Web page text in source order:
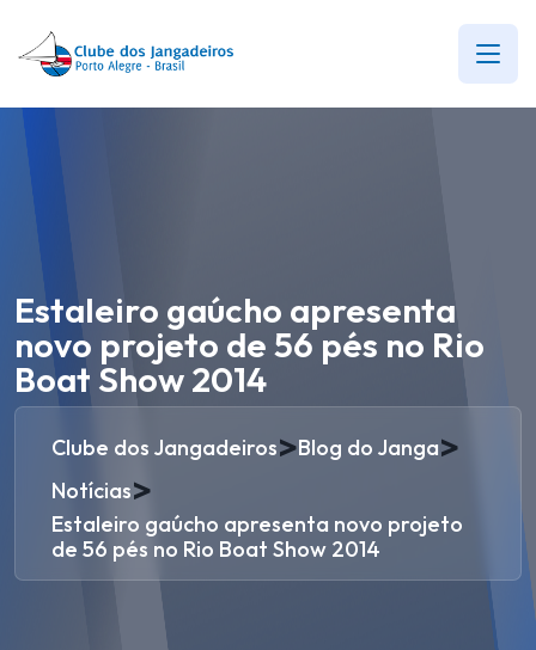
Estaleiro gaúcho apresenta
novo projeto de 56 pés no Rio
Boat Show 2014
Clube dos Jangadeiros>Blog do Janga>
Notícias>
Estaleiro gaúcho apresenta novo projeto
de 56 pés no Rio Boat Show 2014